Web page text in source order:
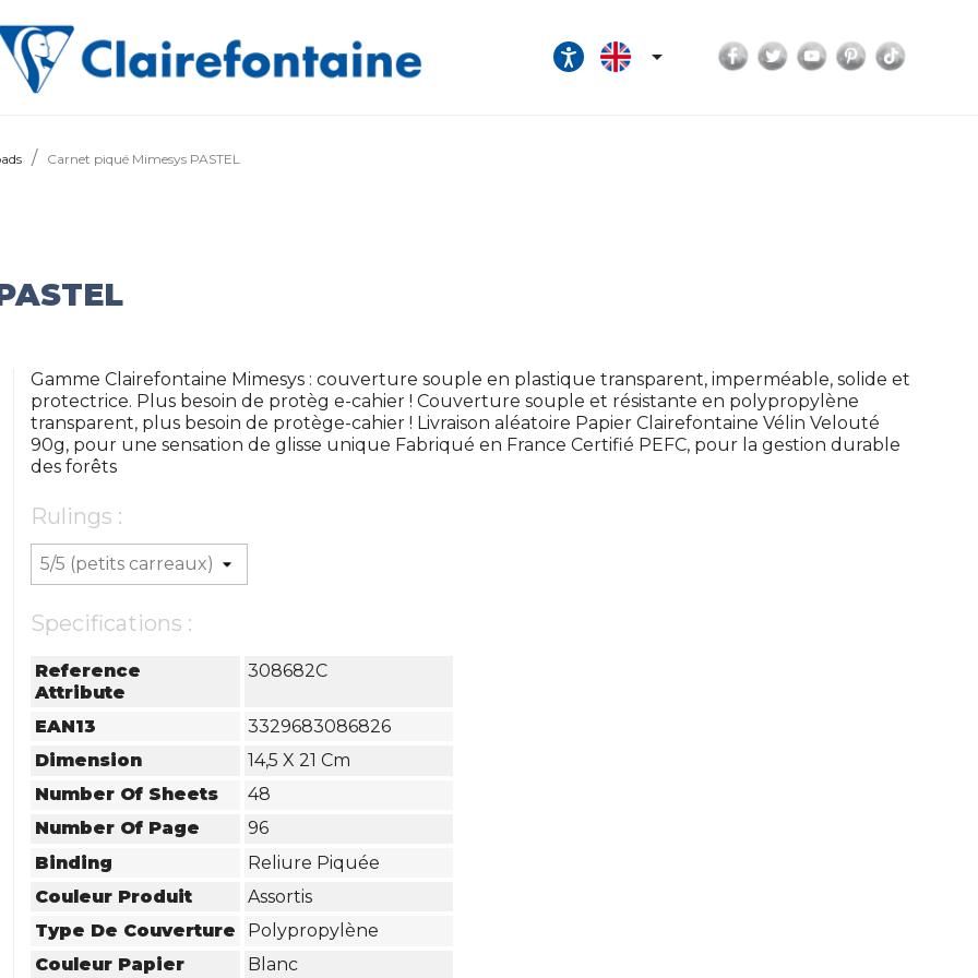
 Facebook
TwitterYouTubePinterest
Carnet piqué Mimesys PASTEL
Gamme Clairefontaine Mimesys : couverture souple en plastique transparent, imperméable, solide et
protectrice. Plus besoin de protèg e-cahier ! Couverture souple et résistante en polypropylène
transparent, plus besoin de protège-cahier ! Livraison aléatoire Papier Clairefontaine Vélin Velouté
90g, pour une sensation de glisse unique Fabriqué en France Certifié PEFC, pour la gestion durable
des forêts
Rulings :
Specifications :
Reference
Attribute
308682C
EAN13
3329683086826
Dimension
14,5 X 21 Cm
Number Of Sheets
48
Number Of Page
96
Binding
Reliure Piquée
Couleur Produit
Assortis
Type De Couverture
Polypropylène
Couleur Papier
Blanc